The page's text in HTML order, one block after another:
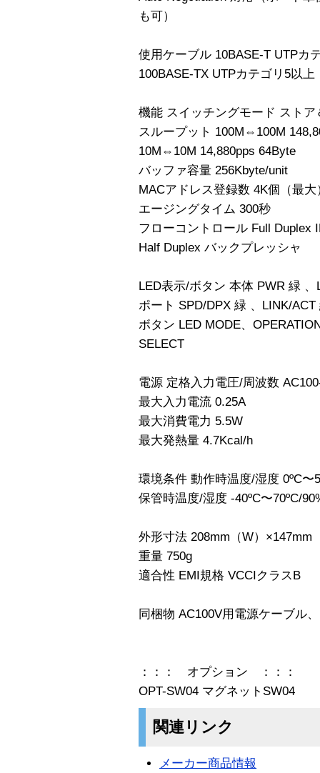
も可）
使用ケーブル 10BASE-T UTPカ
100BASE-TX UTPカテゴリ5以上
機能 スイッチングモード スト
スループット 100M⇔100M
10M⇔10M 14,880pps 64Byte
バッファ容量 256Kbyte/unit
MACアドレス登録数 4K個（最大
エージングタイム 300秒
フローコントロール Full Duplex
Half Duplex バックプレッシャ
LED表示/ボタン 本体 PWR 緑
ポート SPD/DPX 緑 、LINK/ACT
ボタン LED MODE、
SELECT
電源 定格入力電圧/周波数
最大入力電流 0.25A
最大消費電力 5.5W
最大発熱量 4.7Kcal/h
環境条件 動作時温度/湿度 0ºC
保管時温度/湿度 -40ºC〜70ºC/
外形寸法 208mm（W）×147mm
重量 750g
適合性 EMI規格 VCCIクラスB
同梱物 AC100V用電源ケーブル
：：： オプション ：：：
OPT-SW04 マグネットSW04
関連リンク
メーカー商品情報